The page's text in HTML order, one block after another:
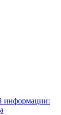
информации: